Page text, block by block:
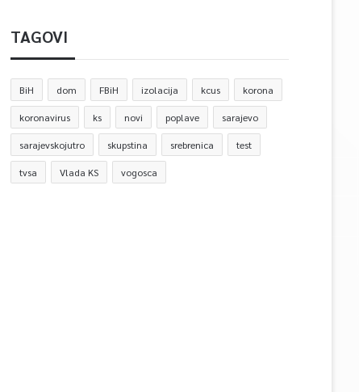
TAGOVI
BiH dom FBiH izolacija kcus korona
koronavirus ks novi poplave sarajevo
sarajevskojutro skupstina srebrenica test
tvsa Vlada KS vogosca